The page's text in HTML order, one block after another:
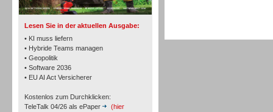
Lesen Sie in der aktuellen Ausgabe:
• KI muss liefern
• Hybride Teams managen
• Geopolitik
• Software 2036
• EU AI Act Versicherer
Kostenlos zum Durchklicken:
TeleTalk 04/26 als ePaper
(hier
Workforce-Management